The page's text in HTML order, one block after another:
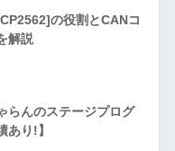
の役割とCANコ
解説
らんのステージプログ
あり!】